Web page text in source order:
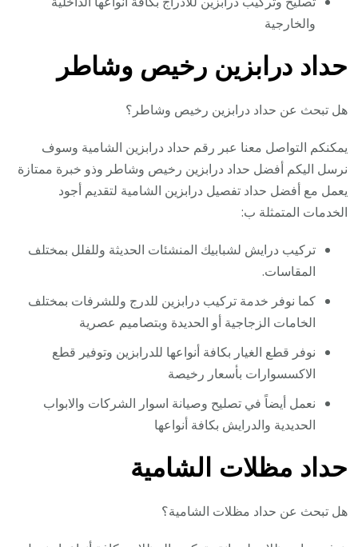
والخارجية
حداد درابزين رخيص وشاطر
هل تبحث عن حداد درابزين رخيص وشاطر؟
يمكنكم التواصل معنا عبر رقم حداد درابزين الشامية وسوف
نرسل اليكم أفضل حداد درابزين رخيص وشاطر وذو خبرة ممتازة
يعمل مع أفضل حداد تفصيل درابزين الشامية لتقديم أجود
الخدمات المتمثلة ب:
تركيب درايش لشبابيك المنشئات الحديثة وللفلل بمختلف
المقاسات.
كما نوفر خدمة تركيب درابزين للدرج وللشرفات بمختلف
الخامات الزجاجية أو الحديدة وبتصاميم عصرية
نوفر قطع الغيار بكافة أنواعها للدرابزين وتوفير قطع
الاكسسوارات بأسعار رخيصة
نعمل أيضاً في تصليح وصيانة اسوار الشركات والابواب
الحديدية والدرايش بكافة أنواعها
حداد مظلات الشامية
هل تبحث عن حداد مظلات الشامية؟